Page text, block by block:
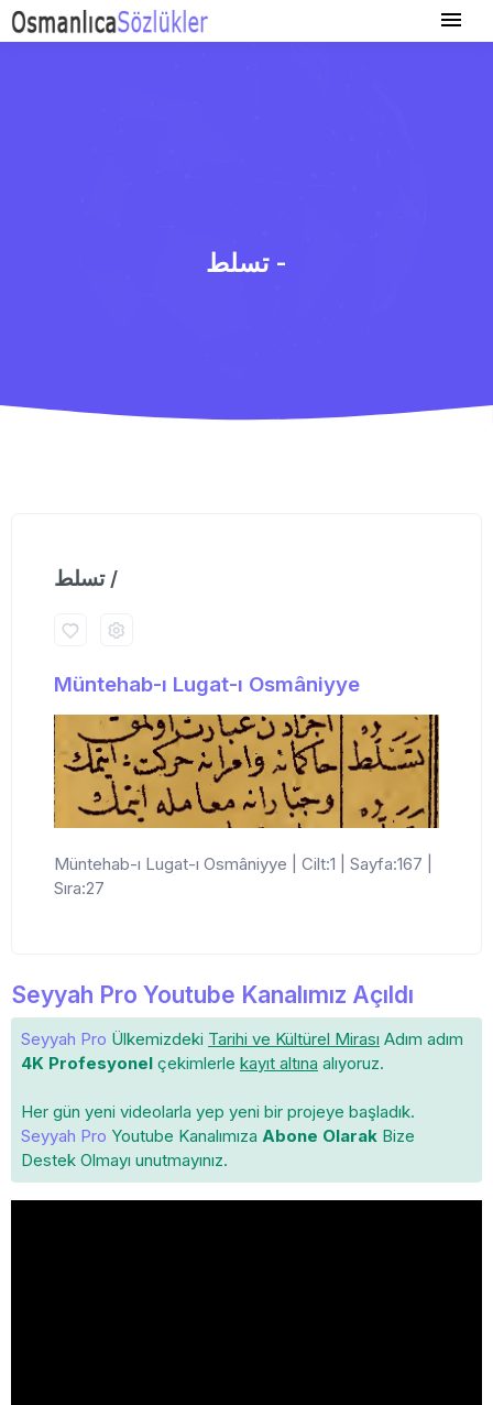
تسلط -
تسلط /
Müntehab-ı Lugat-ı Osmâniyye
Müntehab-ı Lugat-ı Osmâniyye | Cilt:1 | Sayfa:167 |
Sıra:27
Seyyah Pro Youtube Kanalımız Açıldı
Seyyah Pro Ülkemizdeki Tarihi ve Kültürel Mirası Adım adım
4K Profesyonel çekimlerle kayıt altına alıyoruz.
Her gün yeni videolarla yep yeni bir projeye başladık.
Seyyah Pro Youtube Kanalımıza Abone Olarak Bize
Destek Olmayı unutmayınız.